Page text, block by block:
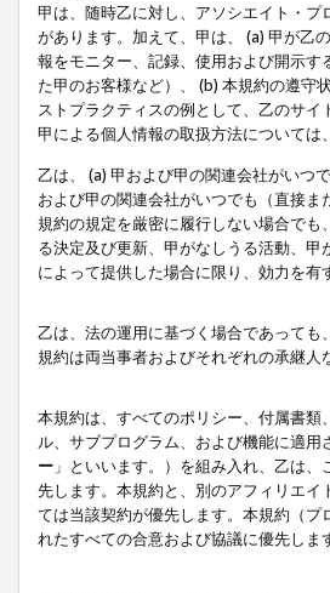
甲は、随時乙に対し、アソシエイト・
があります。加えて、甲は、 (a) 甲が乙
報をモニター、記録、使用および開示
た甲のお客様など）、 (b) 本規約の遵守
ストプラクティスの例として、乙のサ
甲による個人情報の取扱方法については、
乙は、 (a) 甲および甲の関連会社がいつ
および甲の関連会社がいつでも（直接
規約の規定を厳密に履行しない場合で
る決定及び更新、甲がなしうる活動、
によって提供した場合に限り、効力を
乙は、法の運用に基づく場合であって
規約は両当事者およびそれぞれの承継
本規約は、すべてのポリシー、付属書
ル、サブプログラム、および機能に適
ー 」といいます。）を組み入れ、乙は
先します。本規約と、別のアフィリエ
ては当該契約が優先します。本規約（
れたすべての合意および協議に優先しま